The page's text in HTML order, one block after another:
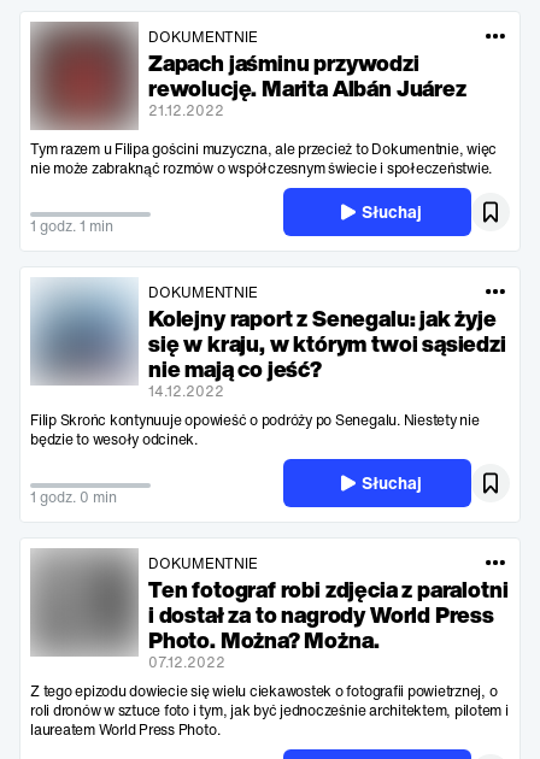
DOKUMENTNIE
Zapach jaśminu przywodzi
rewolucję. Marita Albán Juárez
21.12.2022
Tym razem u Filipa gościni muzyczna, ale przecież to Dokumentnie, więc
nie może zabraknąć rozmów o współczesnym świecie i społeczeństwie.
1 godz. 1 min
Słuchaj
DOKUMENTNIE
Kolejny raport z Senegalu: jak żyje
się w kraju, w którym twoi sąsiedzi
nie mają co jeść?
14.12.2022
Filip Skrońc kontynuuje opowieść o podróży po Senegalu. Niestety nie
będzie to wesoły odcinek.
1 godz. 0 min
Słuchaj
DOKUMENTNIE
Ten fotograf robi zdjęcia z paralotni
i dostał za to nagrody World Press
Photo. Można? Można.
07.12.2022
Z tego epizodu dowiecie się wielu ciekawostek o fotografii powietrznej, o
roli dronów w sztuce foto i tym, jak być jednocześnie architektem, pilotem i
laureatem World Press Photo.